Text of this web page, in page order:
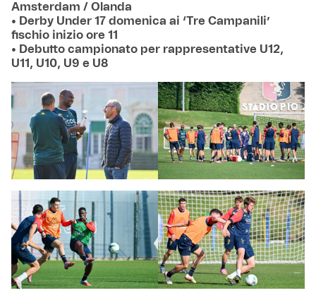
Amsterdam / Olanda
• Derby Under 17 domenica ai ‘Tre Campanili’
fischio inizio ore 11
• Debutto campionato per rappresentative U12,
U11, U10, U9 e U8